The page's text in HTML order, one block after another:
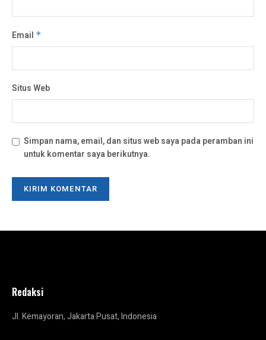
Email *
Situs Web
Simpan nama, email, dan situs web saya pada peramban ini
untuk komentar saya berikutnya.
Redaksi
Jl. Kemayoran, Jakarta Pusat, Indonesia